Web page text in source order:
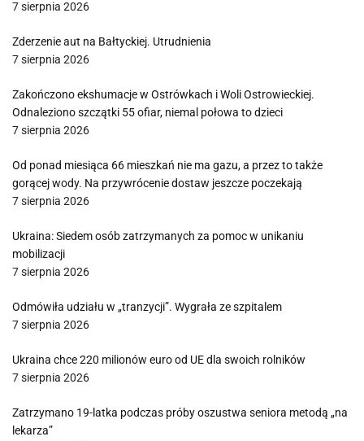
7 sierpnia 2026
Zderzenie aut na Bałtyckiej. Utrudnienia
7 sierpnia 2026
Zakończono ekshumacje w Ostrówkach i Woli Ostrowieckiej.
Odnaleziono szczątki 55 ofiar, niemal połowa to dzieci
7 sierpnia 2026
Od ponad miesiąca 66 mieszkań nie ma gazu, a przez to także
gorącej wody. Na przywrócenie dostaw jeszcze poczekają
7 sierpnia 2026
Ukraina: Siedem osób zatrzymanych za pomoc w unikaniu
mobilizacji
7 sierpnia 2026
Odmówiła udziału w „tranzycji”. Wygrała ze szpitalem
7 sierpnia 2026
Ukraina chce 220 milionów euro od UE dla swoich rolników
7 sierpnia 2026
Zatrzymano 19-latka podczas próby oszustwa seniora metodą „na
lekarza”